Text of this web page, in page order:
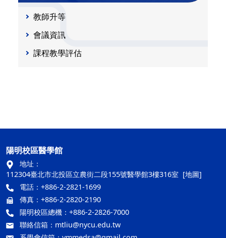
教師升等
會議資訊
課程教學評估
陽明校區醫學館
地址：
112304臺北市北投區立農街二段155號醫學館3樓316室 [地圖]
電話：+886-2-2821-1699
傳真：+886-2-2820-2190
陽明校區總機：+886-2-2826-7000
聯絡信箱： mtliu@nycu.edu.tw